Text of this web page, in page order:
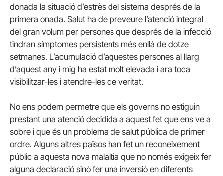
donada la situació d’estrès del sistema després de la
primera onada. Salut ha de preveure l’atenció integral
del gran volum per persones que després de la infecció
tindran símptomes persistents més enllà de dotze
setmanes. L’acumulació d’aquestes persones al llarg
d’aquest any i mig ha estat molt elevada i ara toca
visibilitzar-les i atendre-les de veritat.
No ens podem permetre que els governs no estiguin
prestant una atenció decidida a aquest fet que ens ve a
sobre i que és un problema de salut pública de primer
ordre. Alguns altres països han fet un reconeixement
públic a aquesta nova malaltia que no només exigeix fer
alguna declaració sinó fer una inversió en diferents